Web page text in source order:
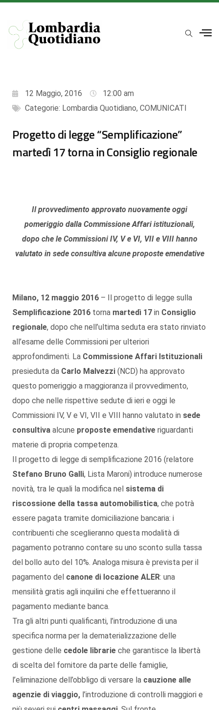
12 Maggio, 2016
12:00 am
Categorie: Lombardia Quotidiano, COMUNICATI
Progetto di legge “Semplificazione”
martedì 17 torna in Consiglio regionale
Il provvedimento approvato nuovamente oggi
pomeriggio dalla Commissione Affari istituzionali,
dopo che le Commissioni IV, V e VI, VII e VIII hanno
valutato in sede consultiva alcune proposte emendative
Milano, 12 maggio 2016 – Il progetto di legge sulla
Semplificazione 2016 torna martedì 17 in Consiglio
regionale, dopo che nell’ultima seduta era stato rinviato
all’esame delle Commissioni per ulteriori
approfondimenti. La Commissione Affari Istituzionali
presieduta da Carlo Malvezzi (NCD) ha approvato
questo pomeriggio a maggioranza il provvedimento,
dopo che nelle rispettive sedute di ieri e oggi le
Commissioni IV, V e VI, VII e VIII hanno valutato in sede
consultiva alcune proposte emendative riguardanti
materie di propria competenza.
Il progetto di legge di semplificazione 2016 (relatore
Stefano Bruno Galli, Lista Maroni) introduce numerose
novità, tra le quali la modifica nel sistema di
riscossione della tassa automobilistica, che potrà
essere pagata tramite domiciliazione bancaria: i
contribuenti che sceglieranno questa modalità di
pagamento potranno contare su uno sconto sulla tassa
del bollo auto del 10%. Analoga misura è prevista per il
pagamento del canone di locazione ALER: una
mensilità gratis agli inquilini che effettueranno il
pagamento mediante banca.
Tra gli altri punti qualificanti, l’introduzione di una
specifica norma per la dematerializzazione delle
gestione delle cedole librarie che garantisce la libertà
di scelta del fornitore da parte delle famiglie,
l’eliminazione dell’obbligo di versare la cauzione alle
agenzie di viaggio, l’introduzione di controlli maggiori e